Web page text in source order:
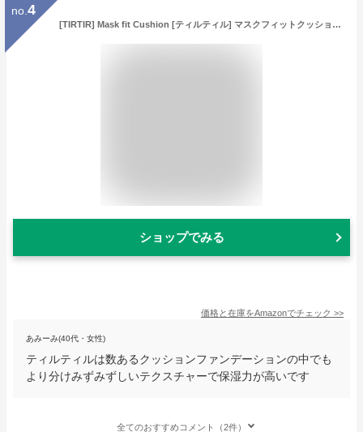
no. 4
[TIRTIR] Mask fit Cushion [ティルティル] マスクフィットクッション 本体 18g RED CUSHION 23N
ショップでみる
価格と在庫をAmazonでチェック >>
あみーみ(40代・女性)
ティルティルは数あるクッションファンデーションの中でも
より分けみずみずしいテクスチャーで保湿力が高いです
全てのおすすめコメント（2件）